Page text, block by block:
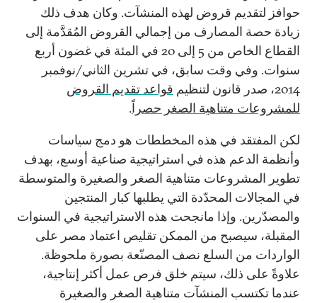
حوافز لتقديم قروض لهذه المنشآت. وكان هدف ذلك
زيادة حصة المصارف من إجمالي القروض المُقدَّمة إلى
القطاع الخاص من 5 إلى 20 في المئة في غضون أربع
سنوات. وفي وقت سابق، في تشرين الثاني/نوفمبر
2014، صدر قانون لتنظيم
قواعد تقديم القروض
للمشروعات متناهية الصغر حصراً.
لكن المفتقد في هذه المخططات هو دمج سياسات
وأنظمة الدعم هذه في استراتيجية صناعية أوسع، بهدف
تطوير المشروعات متناهية الصغر والصغيرة والمتوسطة
في المجالات المحدّدة التي يطلبها كبار المنتجين
والمصدّرين. وإذا مانجحت هذه الاستراتيجية في السنوات
المقبلة، سيصبح من الممكن تقليص اعتماد مصر على
الواردات من السلع نصف المصنّعة بصورة ملحوظة.
علاوةً على ذلك، سيتم خلق فرص عمل أكثر إنتاجية،
عندما تكتسب المنشآت متناهية الصغر والصغيرة